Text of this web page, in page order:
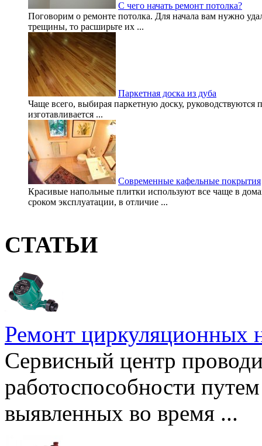
С чего начать ремонт потолка?
Поговорим о ремонте потолка. Для начала вам нужно
трещины, то расширьте их ...
Паркетная доска из дуба
Чаще всего, выбирая паркетную доску, руководствуются
изготавливается ...
Современные кафельные покрытия
Красивые напольные плитки используют все чаще в
сроком эксплуатации, в отличие ...
СТАТЬИ
Ремонт циркуляционных
Сервисный центр
работоспособности
выявленных во время ...